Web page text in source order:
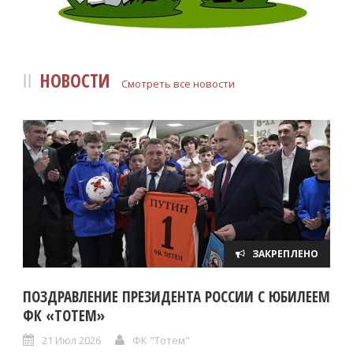
НОВОСТИ Смотреть все новости
ЗАКРЕПЛЕНО
ПОЗДРАВЛЕНИЕ ПРЕЗИДЕНТА РОССИИ С ЮБИЛЕЕМ
ФК «ТОТЕМ»
21 Июл 2026 ФК "Тотем"